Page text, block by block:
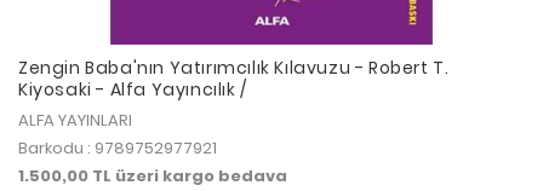
Zengin Baba'nın Yatırımcılık Kılavuzu - Robert T.
Kiyosaki - Alfa Yayıncılık /
ALFA YAYINLARI
Barkodu : 9789752977921
1.500,00 TL üzeri kargo bedava